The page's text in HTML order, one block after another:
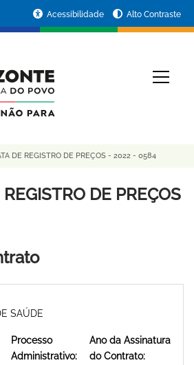
Acessibilidade Alto Contraste
DE REGISTRO DE PREÇOS - 2022 - 0584
DE PREÇOS
SAÚDE
Processo
Administrativo:
Ano da Assinatura
do Contrato: